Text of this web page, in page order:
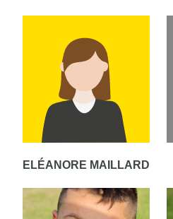
ELÉANORE MAILLARD